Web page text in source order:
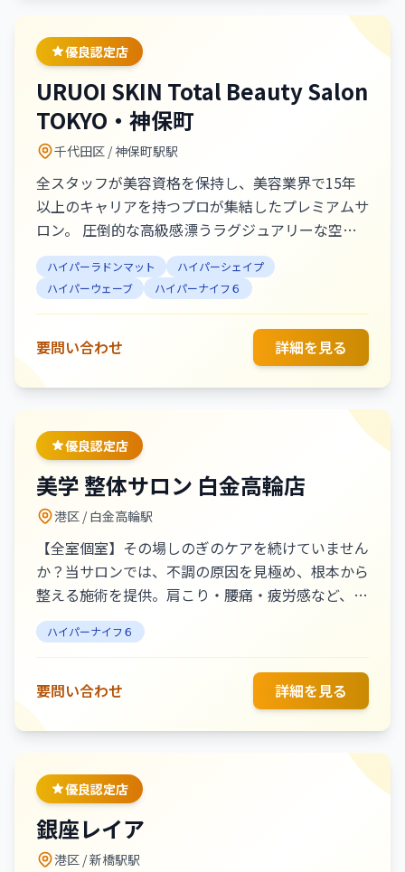
優良認定店
URUOI SKIN Total Beauty Salon
TOKYO・神保町
千代田区 / 神保町駅駅
全スタッフが美容資格を保持し、美容業界で15年
以上のキャリアを持つプロが集結したプレミアムサ
ロン。 圧倒的な高級感漂うラグジュアリーな空間
で、一流のおもてなしをご提供します。 厳選され
た化粧品を使用し、お客様の肌質に合わせてアプロ
ーチ。 卓越した技術で、一度の施術でも確かな変
セージ】 エステティック業界15年、美容に一筋、
お客様の肌を最大限綺麗にすることを目指していま
す。肌質改善と輪郭小顔の調整は有難いことに大変
人気です。神保町エリアで2店舗を出店している、
高い技術・気持ちの良い接客で安心できるサロンで
す。 代表取締役社長 HIRABAYASHI MINAKO 【人気
メニュー】 ・全身贅沢ケア ハイパーナイフ 90分
¥13,200／120分 ¥19,800 ・小顔・たるみケア ハイ
¥13,000 神保町駅／九段下駅から徒歩圏内。
ハイパーラドンマット
ハイパーシェイプ
ハイパーウェーブ
ハイパーナイフ６
要問い合わせ 詳細を見る
優良認定店
美学 整体サロン 白金高輪店
港区 / 白金高輪駅
【全室個室】その場しのぎのケアを続けていません
か？当サロンでは、不調の原因を見極め、根本から
整える施術を提供。肩こり・腰痛・疲労感など、繰
り返す不調に本気で向き合いたい方に選ばれていま
す。 あなたも『ラクな体』への第一歩を踏み出し
ませんか？卓越した整体技術とハイパーナイフで深
部に徹底アプローチ！
ハイパーナイフ６
要問い合わせ 詳細を見る
優良認定店
銀座レイア
港区 / 新橋駅駅